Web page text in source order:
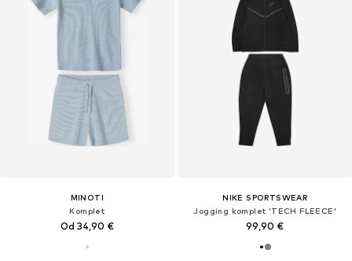
MINOTI
Komplet
Od 34,90 €
NIKE SPORTSWEAR
Jogging komplet 'TECH FLEECE'
99,90 €